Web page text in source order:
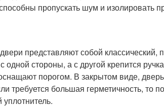
пропускать шум и изолировать
представляют собой классический,
одной стороны, а с другой крепится
порогом. В закрытом виде,
требуется большая герметичность, то